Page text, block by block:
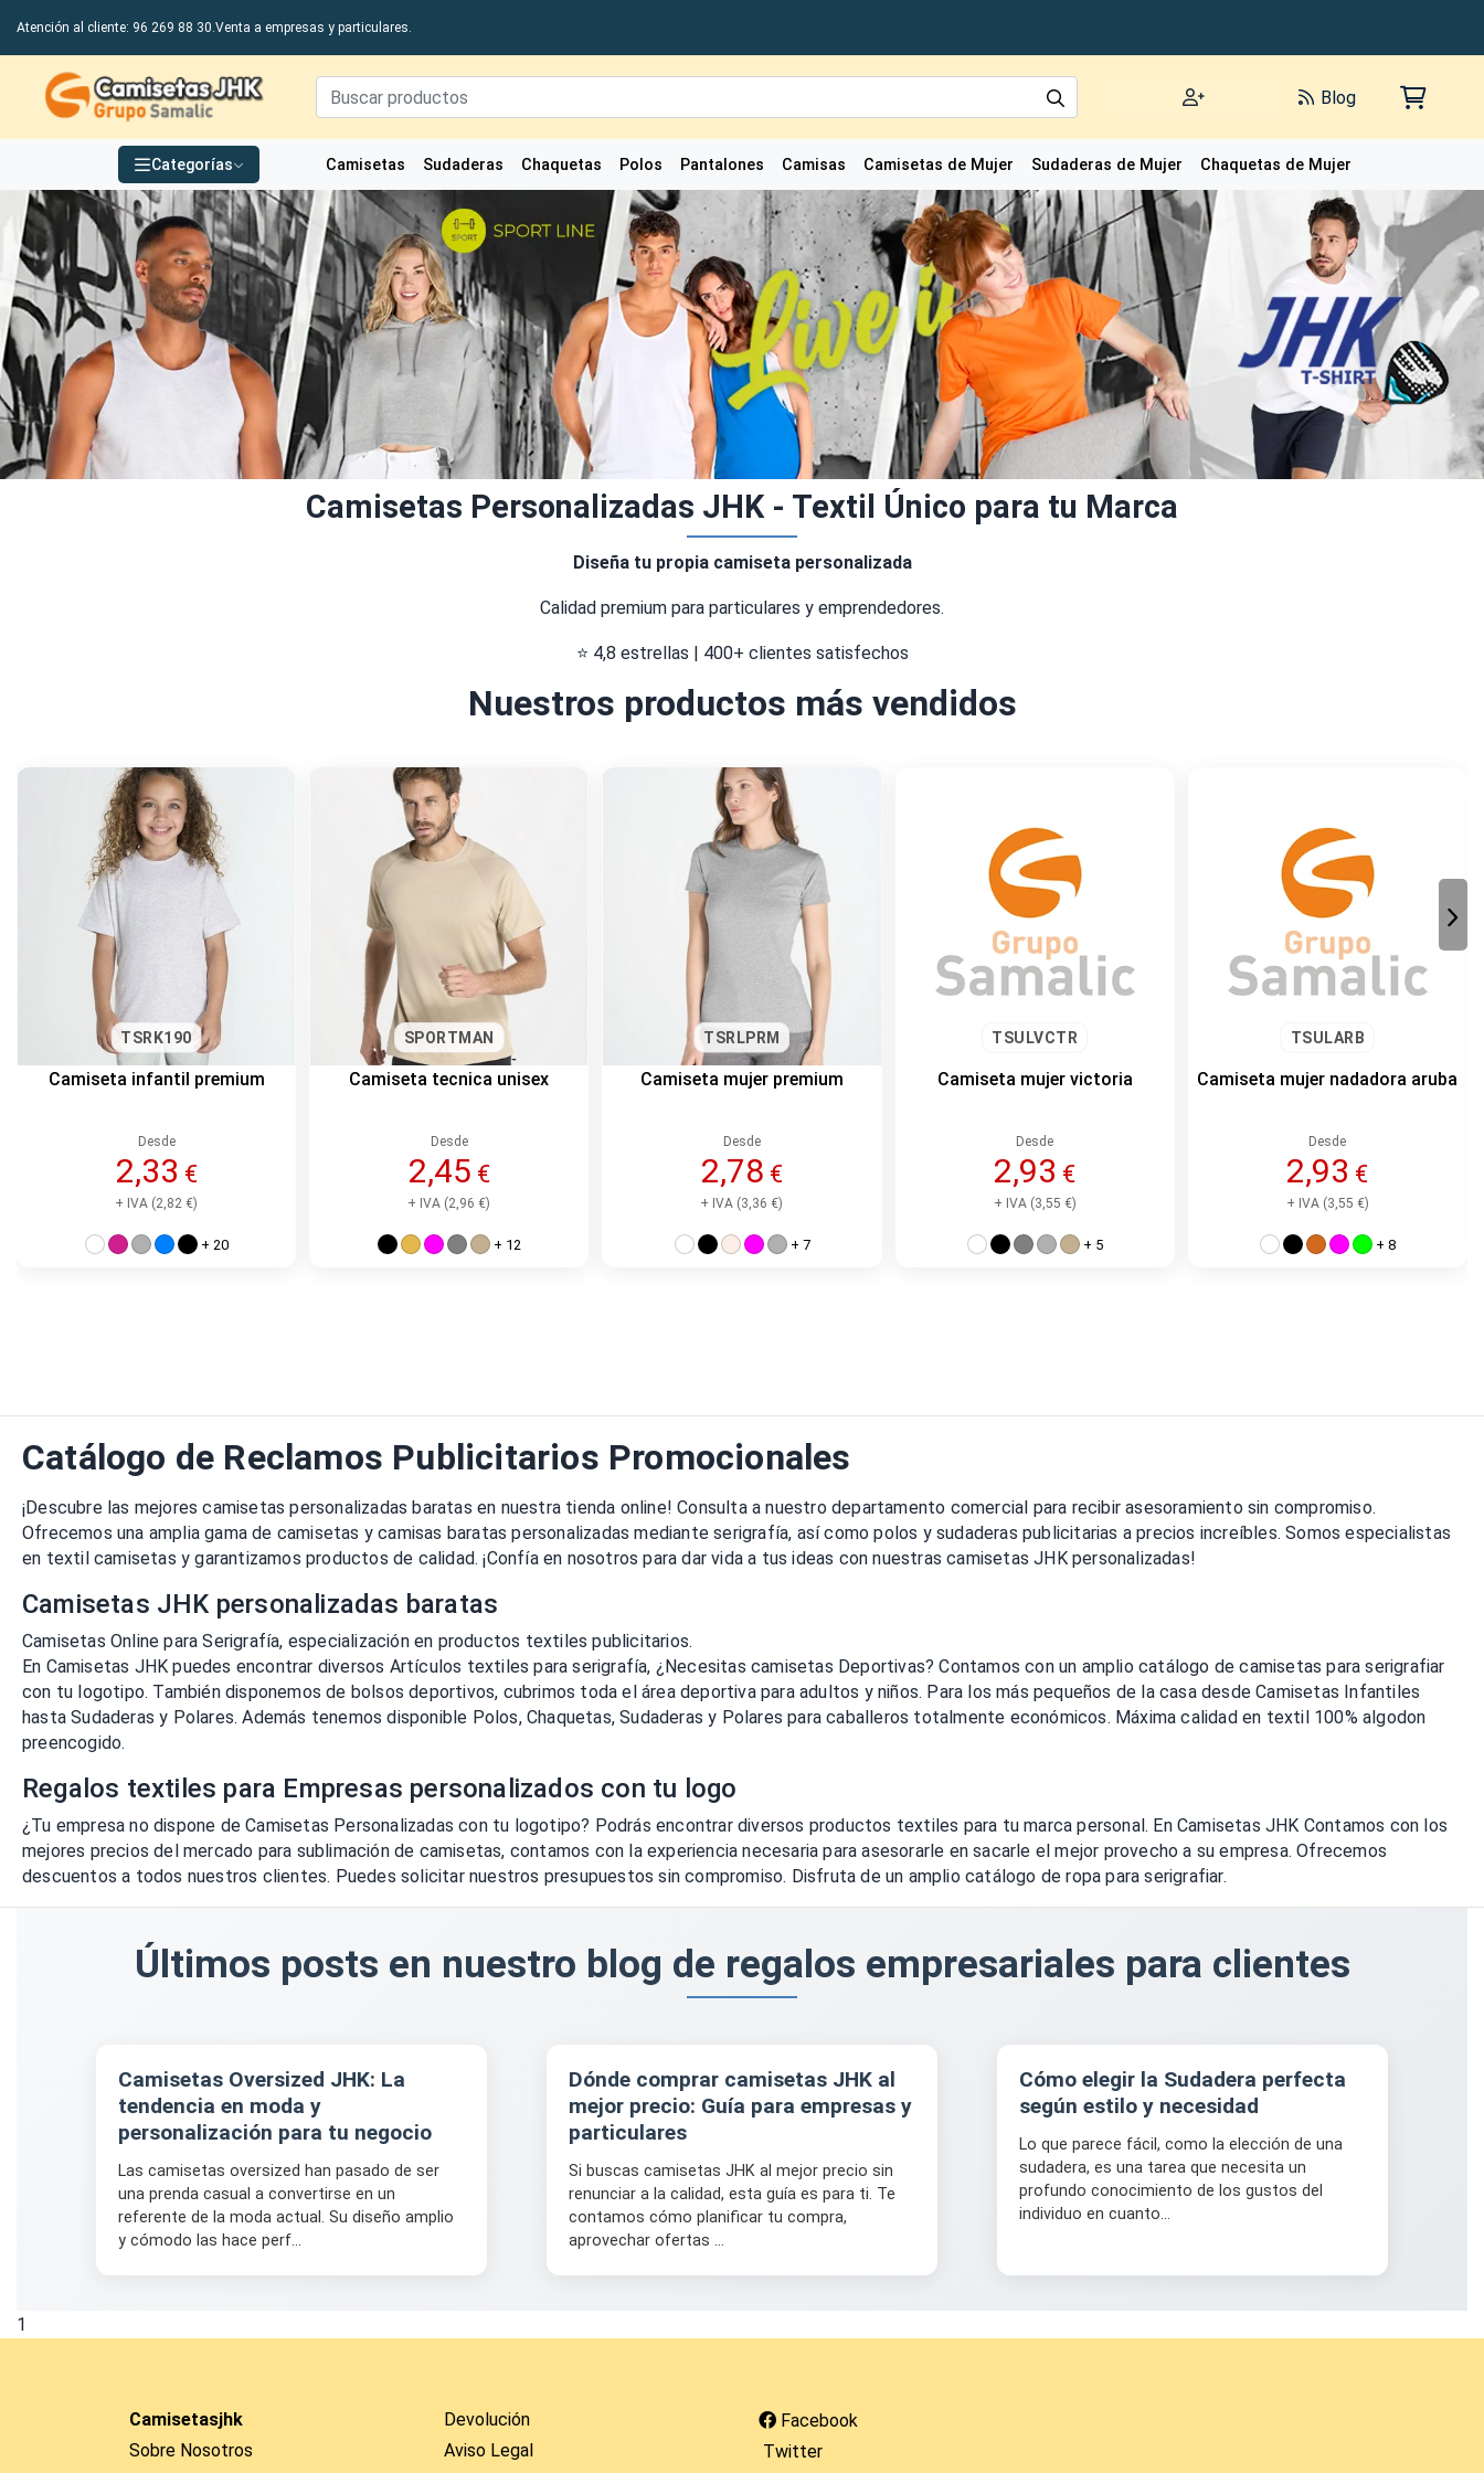
Atención al cliente: 96 269 88 30. Venta a empresas y particulares.
Grupo Samalic S.L Blog
Categorías Camisetas Sudaderas Chaquetas Polos Pantalones Camisas Camisetas de Mujer Sudaderas de Mujer Chaquetas de Mujer
Camisetas Personalizadas JHK - Textil Único para tu Marca
Diseña tu propia camiseta personalizada
Calidad premium para particulares y emprendedores.
⭐ 4,8 estrellas | 400+ clientes satisfechos
Nuestros productos más vendidos
TSRK190
Camiseta infantil premium
Desde
2,33 €
+ IVA (2,82 €)
+ 20
SPORTMAN
Camiseta tecnica unisex
Desde
2,45 €
+ IVA (2,96 €)
+ 12
TSRLPRM
Camiseta mujer premium
Desde
2,78 €
+ IVA (3,36 €)
+ 7
TSULVCTR
Camiseta mujer victoria
Desde
2,93 €
+ IVA (3,55 €)
+ 5
TSULARB
Camiseta mujer nadadora aruba
Desde
2,93 €
+ IVA (3,55 €)
+ 8
Catálogo de Reclamos Publicitarios Promocionales
¡Descubre las mejores camisetas personalizadas baratas en nuestra tienda online! Consulta a nuestro departamento comercial para recibir asesoramiento sin compromiso.
Ofrecemos una amplia gama de camisetas y camisas baratas personalizadas mediante serigrafía, así como polos y sudaderas publicitarias a precios increíbles. Somos especialistas
en textil camisetas y garantizamos productos de calidad. ¡Confía en nosotros para dar vida a tus ideas con nuestras camisetas JHK personalizadas!
Camisetas JHK personalizadas baratas
Camisetas Online para Serigrafía, especialización en productos textiles publicitarios.
En Camisetas JHK puedes encontrar diversos Artículos textiles para serigrafía, ¿Necesitas camisetas Deportivas? Contamos con un amplio catálogo de camisetas para serigrafiar
con tu logotipo. También disponemos de bolsos deportivos, cubrimos toda el área deportiva para adultos y niños. Para los más pequeños de la casa desde Camisetas Infantiles
hasta Sudaderas y Polares. Además tenemos disponible Polos, Chaquetas, Sudaderas y Polares para caballeros totalmente económicos. Máxima calidad en textil 100% algodon
preencogido.
Regalos textiles para Empresas personalizados con tu logo
¿Tu empresa no dispone de Camisetas Personalizadas con tu logotipo? Podrás encontrar diversos productos textiles para tu marca personal. En Camisetas JHK Contamos con los
mejores precios del mercado para sublimación de camisetas, contamos con la experiencia necesaria para asesorarle en sacarle el mejor provecho a su empresa. Ofrecemos
descuentos a todos nuestros clientes. Puedes solicitar nuestros presupuestos sin compromiso. Disfruta de un amplio catálogo de ropa para serigrafiar.
Últimos posts en nuestro blog de regalos empresariales para clientes
Camisetas Oversized JHK: La
tendencia en moda y
personalización para tu negocio
Las camisetas oversized han pasado de ser
una prenda casual a convertirse en un
referente de la moda actual. Su diseño amplio
y cómodo las hace perf...
Dónde comprar camisetas JHK al
mejor precio: Guía para empresas y
particulares
Si buscas camisetas JHK al mejor precio sin
renunciar a la calidad, esta guía es para ti. Te
contamos cómo planificar tu compra,
aprovechar ofertas ...
Cómo elegir la Sudadera perfecta
según estilo y necesidad
Lo que parece fácil, como la elección de una
sudadera, es una tarea que necesita un
profundo conocimiento de los gustos del
individuo en cuanto...
1
Camisetasjhk
Sobre Nosotros
Devolución
Aviso Legal
Facebook
Twitter